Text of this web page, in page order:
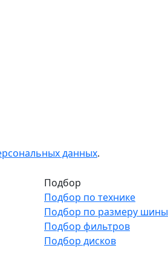
данных.
Подбор
Подбор по технике
Подбор по размеру шины
Подбор фильтров
Подбор дисков